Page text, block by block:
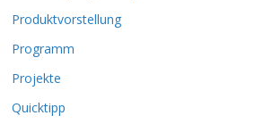
n
e
n
u
Produktvorstellung
Programm
Projekte
Quicktipp